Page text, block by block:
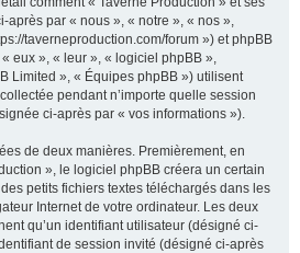
par « nous », « notre », « nos »,
taverneproduction.com/forum ») et phpBB
eux », « leur », « logiciel phpBB »,
Limited », « Équipes phpBB ») utilisent
pendant n’importe quelle session
ci-après par « vos informations »).
de deux manières. Premièrement, en
», le logiciel phpBB créera un certain
petits fichiers textes téléchargés dans les
Internet de votre ordinateur. Les deux
qu’un identifiant utilisateur (désigné ci-
de session invité (désigné ci-après